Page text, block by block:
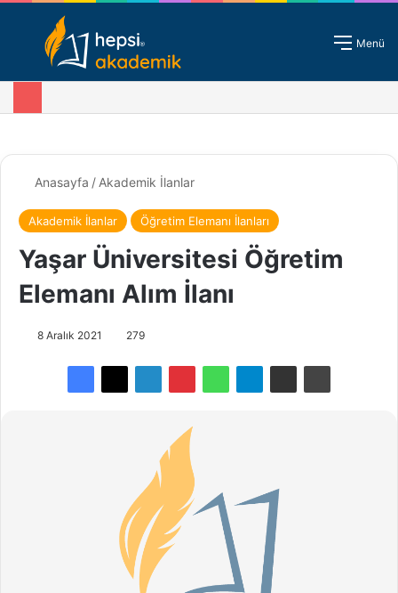
Giriş - Kayıt Menü
Anasayfa / Akademik İlanlar
Akademik İlanlar Öğretim Elemanı İlanları
Yaşar Üniversitesi Öğretim
Elemanı Alım İlanı
8 Aralık 2021 279